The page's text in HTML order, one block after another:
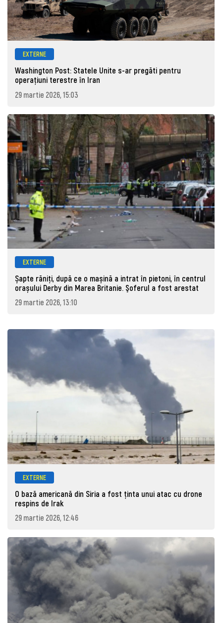
EXTERNE
Washington Post: Statele Unite s-ar pregăti pentru
operațiuni terestre în Iran
29 martie 2026, 15:03
EXTERNE
Șapte răniți, după ce o mașină a intrat în pietoni, în centrul
orașului Derby din Marea Britanie. Şoferul a fost arestat
29 martie 2026, 13:10
EXTERNE
O bază americană din Siria a fost ținta unui atac cu drone
respins de Irak
29 martie 2026, 12:46